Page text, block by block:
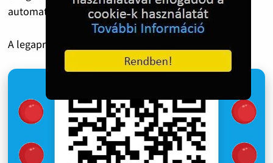
automatánál.
A legapróbb 50 Forint is óriási segítség!